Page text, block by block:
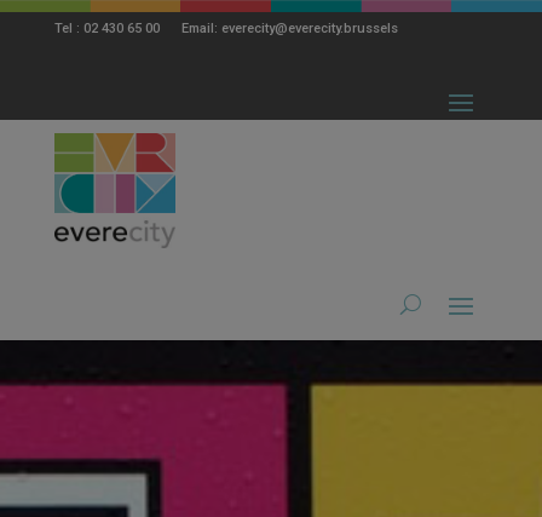
Tel : 02 430 65 00 Email: everecity@everecity.brussels
modal-check